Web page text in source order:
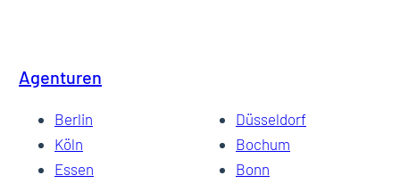
Agenturen
Berlin
Düsseldorf
Köln
Bochum
Essen
Bonn